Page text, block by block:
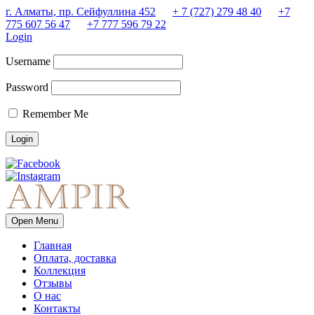
г. Алматы, пр. Сейфуллина 452 + 7 (727) 279 48 40
+7
775 607 56 47
+7 777 596 79 22
Login
Username
Password
Remember Me
Open Menu
Главная
Оплата, доставка
Коллекция
Отзывы
О нас
Контакты